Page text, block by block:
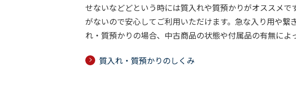
せないなどどという時には質入れや質預かりがオススメ
がないので安心してご利用いただけます。急な入り用や
れ・質預かりの場合、中古商品の状態や付属品の有無によ
質入れ・質預かりのしくみ